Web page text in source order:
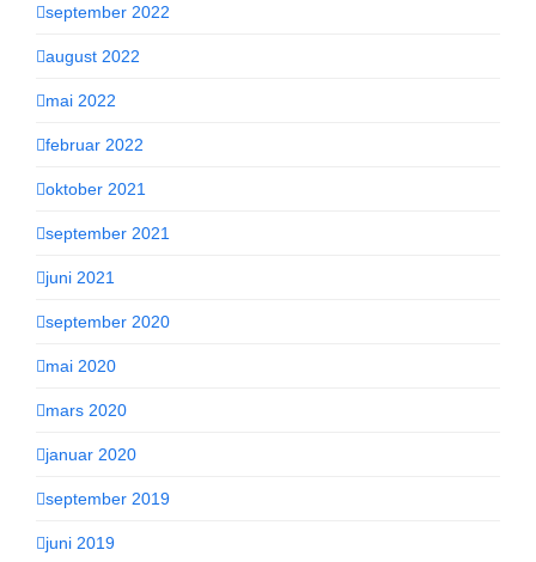
september 2022
august 2022
mai 2022
februar 2022
oktober 2021
september 2021
juni 2021
september 2020
mai 2020
mars 2020
januar 2020
september 2019
juni 2019